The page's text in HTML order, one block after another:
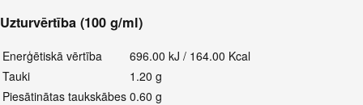
Uzturvērtība (100 g/ml)
Enerģētiskā vērtība
696.00 kJ / 164.00 Kcal
Tauki
1.20 g
Piesātinātas taukskābes 0.60 g